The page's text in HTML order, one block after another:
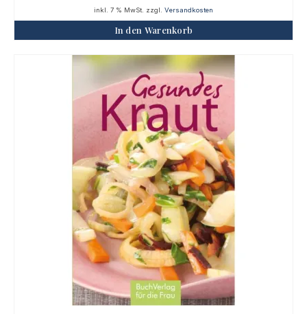
inkl. 7 % MwSt. zzgl. Versandkosten
In den Warenkorb